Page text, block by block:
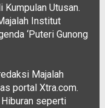
Kumpulan Utusan.
Institut
‘Puteri Gunong
Majalah
portal Xtra.com.
seperti